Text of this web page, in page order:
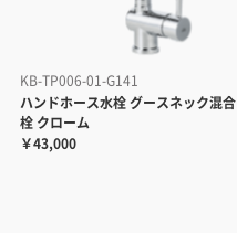
KB-TP006-01-G141
ハンドホース水栓 グースネック混合
栓 クローム
￥43,000